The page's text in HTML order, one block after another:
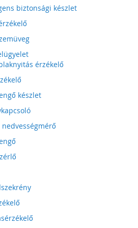
biztonsági készlet
érzékelő
készlet
nedvességmérő